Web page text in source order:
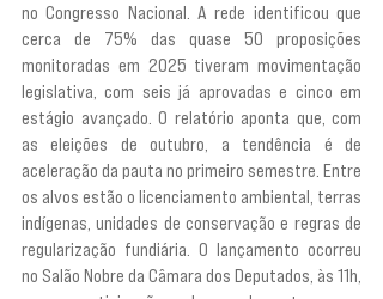
no Congresso Nacional. A rede identificou que
cerca de 75% das quase 50 proposições
monitoradas em 2025 tiveram movimentação
legislativa, com seis já aprovadas e cinco em
estágio avançado. O relatório aponta que, com
as eleições de outubro, a tendência é de
aceleração da pauta no primeiro semestre. Entre
os alvos estão o licenciamento ambiental, terras
indígenas, unidades de conservação e regras de
regularização fundiária. O lançamento ocorreu
no Salão Nobre da Câmara dos Deputados, às 11h,